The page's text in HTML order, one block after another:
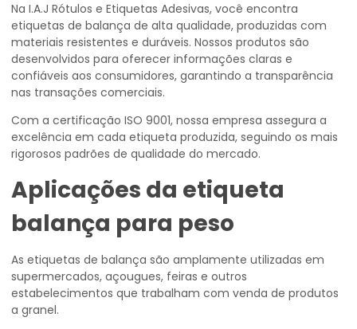
Na I.A.J Rótulos e Etiquetas Adesivas, você encontra
etiquetas de balança de alta qualidade, produzidas com
materiais resistentes e duráveis. Nossos produtos são
desenvolvidos para oferecer informações claras e
confiáveis aos consumidores, garantindo a transparência
nas transações comerciais.
Com a certificação ISO 9001, nossa empresa assegura a
excelência em cada etiqueta produzida, seguindo os mais
rigorosos padrões de qualidade do mercado.
Aplicações da etiqueta
balança para peso
As etiquetas de balança são amplamente utilizadas em
supermercados, açougues, feiras e outros
estabelecimentos que trabalham com venda de produtos
a granel.